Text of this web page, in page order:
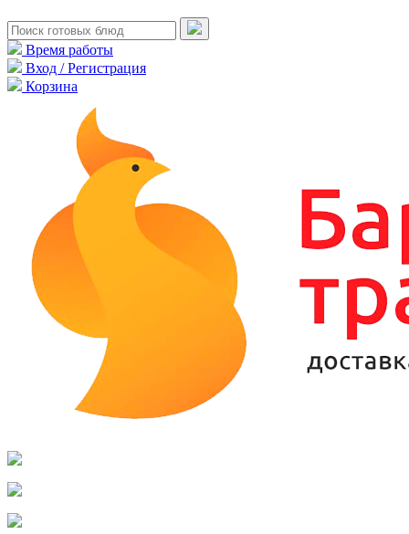
Время работы
Вход / Регистрация
Корзина